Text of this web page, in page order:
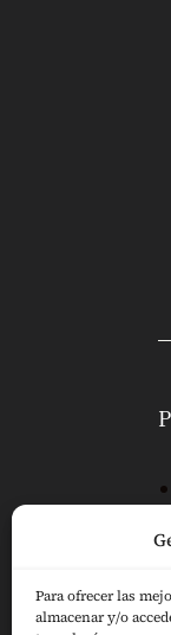
Para ofrecer las
almacenar y/o